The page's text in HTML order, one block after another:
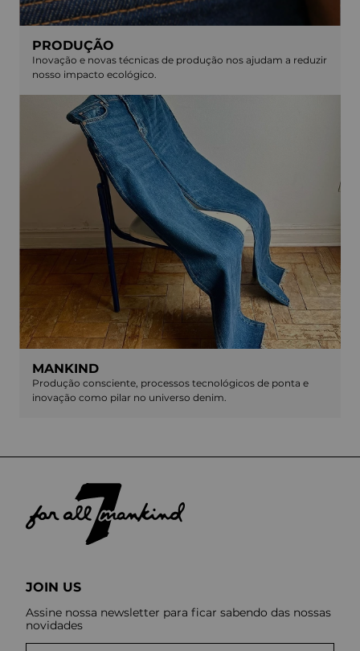
PRODUÇÃO
Inovação e novas técnicas de produção nos ajudam a reduzir
nosso impacto ecológico.
MANKIND
Produção consciente, processos tecnológicos de ponta e
inovação como pilar no universo denim.
JOIN US
Assine nossa newsletter para ficar sabendo das nossas
novidades